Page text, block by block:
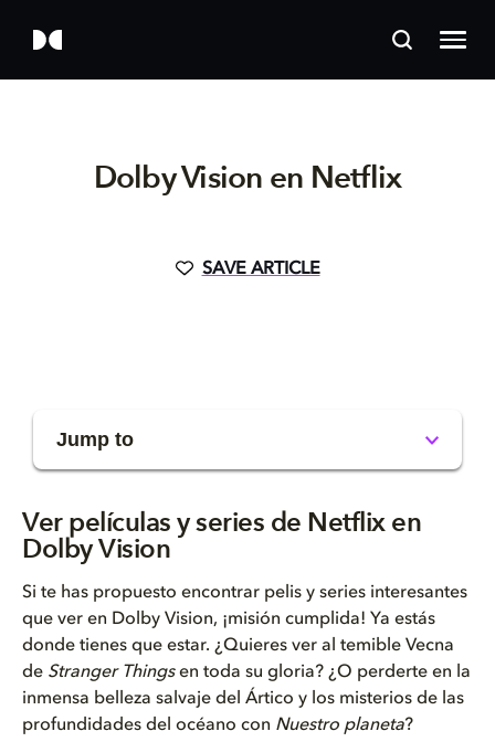
Dolby Vision en Netflix
SAVE ARTICLE
Jump to
Por qué deberías ver Netflix e...
Cómo disfrutar de la mejor exp...
Lista de comprobación para emp...
Ver películas y series de Netflix en
Dolby Vision
Si te has propuesto encontrar pelis y series interesantes
que ver en Dolby Vision, ¡misión cumplida! Ya estás
donde tienes que estar. ¿Quieres ver al temible Vecna
de Stranger Thingsen toda su gloria? ¿O perderte en la
inmensa belleza salvaje del Ártico y los misterios de las
profundidades del océano con Nuestro planeta?